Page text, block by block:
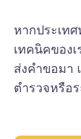
หากประเท
เทคนิคของ
ส่งคำขอมา
ตำรวจหรือ